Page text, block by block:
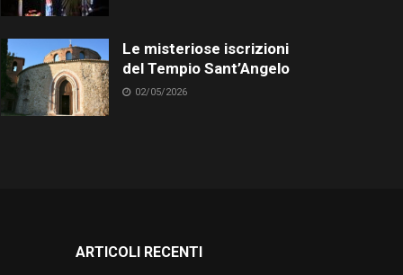
Le misteriose iscrizioni
del Tempio Sant’Angelo
02/05/2026
ARTICOLI RECENTI